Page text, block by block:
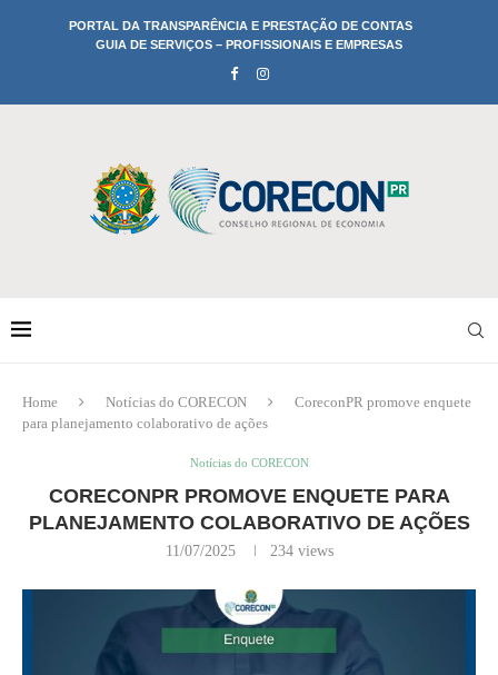
PORTAL DA TRANSPARÊNCIA E PRESTAÇÃO DE CONTAS
GUIA DE SERVIÇOS – PROFISSIONAIS E EMPRESAS
Home Notícias do CORECON
CoreconPR promove enquete
para planejamento colaborativo de ações
Notícias do CORECON
CORECONPR PROMOVE ENQUETE PARA
PLANEJAMENTO COLABORATIVO DE AÇÕES
11/07/2025 234views